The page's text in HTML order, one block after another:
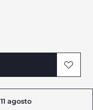
11 agosto